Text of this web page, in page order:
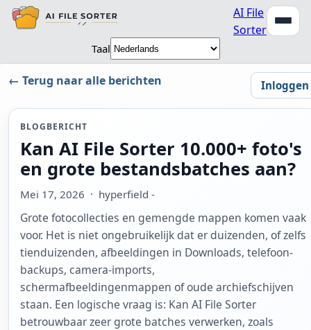
AI File
Sorter
Taal
← Terug naar alle berichten Inloggen
BLOGBERICHT
Kan AI File Sorter 10.000+ foto's
en grote bestandsbatches aan?
Mei 17, 2026 · hyperfield -
Grote fotocollecties en gemengde mappen komen vaak
voor. Het is niet ongebruikelijk dat er duizenden, of zelfs
tienduizenden, afbeeldingen in Downloads, telefoon-
backups, camera-imports,
schermafbeeldingenmappen of oude archiefschijven
staan. Een logische vraag is: Kan AI File Sorter
betrouwbaar zeer grote batches verwerken, zoals